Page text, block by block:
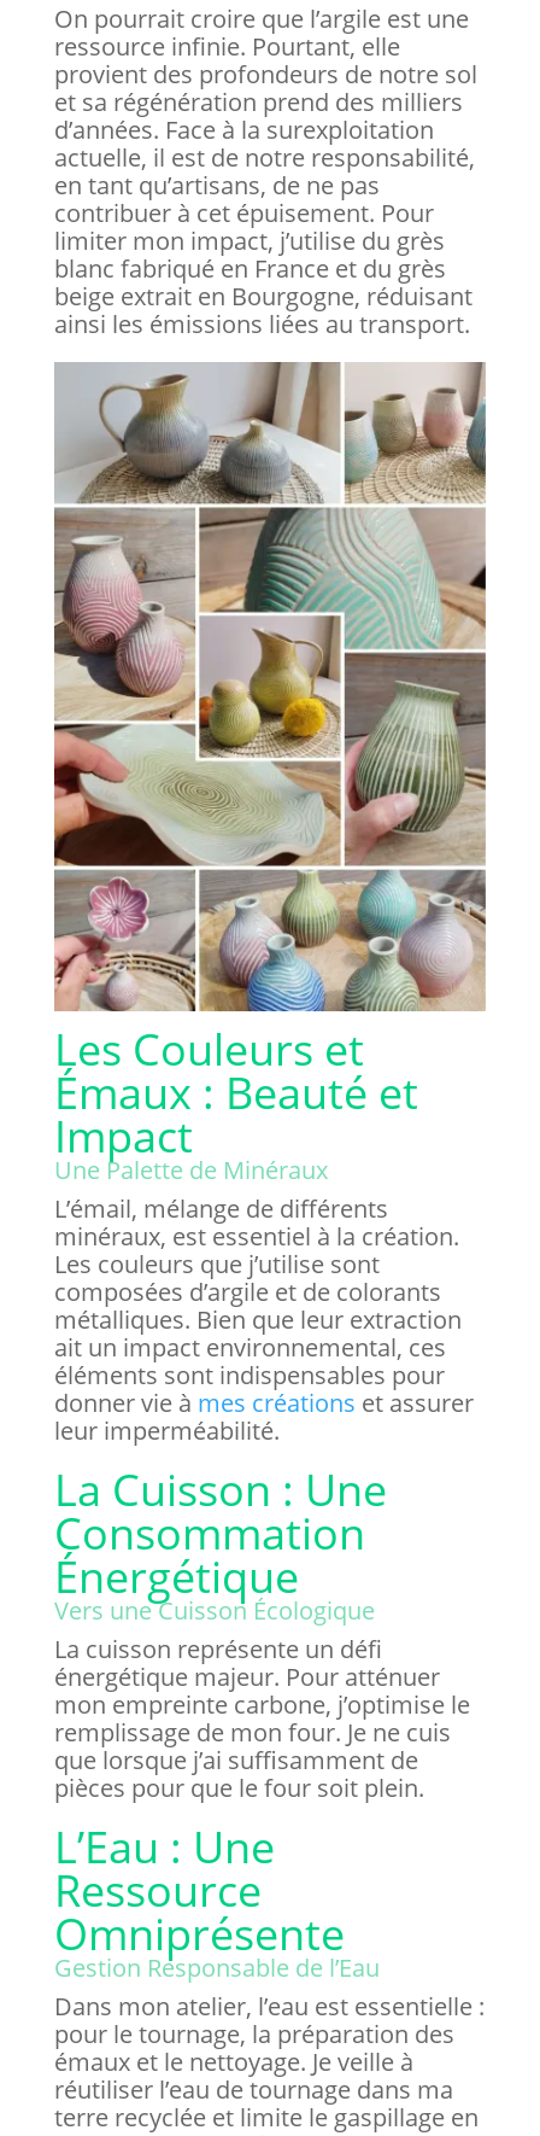
On pourrait croire que l’argile est une
ressource infinie. Pourtant, elle
provient des profondeurs de notre sol
et sa régénération prend des milliers
d’années. Face à la surexploitation
actuelle, il est de notre responsabilité,
en tant qu’artisans, de ne pas
contribuer à cet épuisement. Pour
limiter mon impact, j’utilise du grès
blanc fabriqué en France et du grès
beige extrait en Bourgogne, réduisant
ainsi les émissions liées au transport.
Les Couleurs et
Émaux : Beauté et
Impact
Une Palette de Minéraux
L’émail, mélange de différents
minéraux, est essentiel à la création.
Les couleurs que j’utilise sont
composées d’argile et de colorants
métalliques. Bien que leur extraction
ait un impact environnemental, ces
éléments sont indispensables pour
donner vie à mes créations et assurer
leur imperméabilité.
La Cuisson : Une
Consommation
Énergétique
Vers une Cuisson Écologique
La cuisson représente un défi
énergétique majeur. Pour atténuer
mon empreinte carbone, j’optimise le
remplissage de mon four. Je ne cuis
que lorsque j’ai suffisamment de
pièces pour que le four soit plein.
L’Eau : Une
Ressource
Omniprésente
Gestion Responsable de l’Eau
Dans mon atelier, l’eau est essentielle :
pour le tournage, la préparation des
émaux et le nettoyage. Je veille à
réutiliser l’eau de tournage dans ma
terre recyclée et limite le gaspillage en